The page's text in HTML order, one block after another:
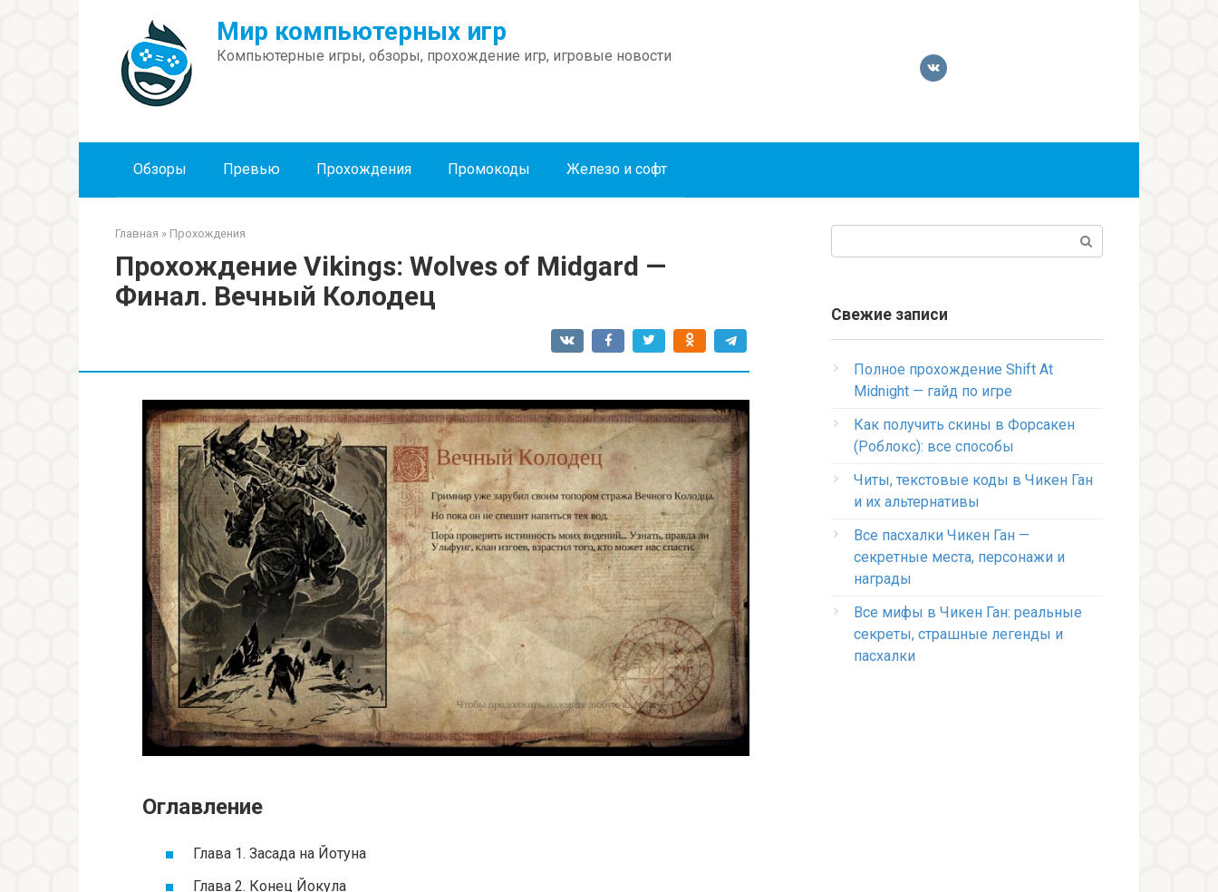
Мир компьютерных игр
Компьютерные игры, обзоры, прохождение игр, игровые новости
Обзоры Превью Прохождения Промокоды Железо и софт
Главная » Прохождения
Прохождение Vikings: Wolves of Midgard —
Финал. Вечный Колодец
Оглавление
Глава 1. Засада на Йотуна
Глава 2. Конец Йокула
Свежие записи
Полное прохождение Shift At
Midnight — гайд по игре
Как получить скины в Форсакен
(Роблокс): все способы
Читы, текстовые коды в Чикен Ган
и их альтернативы
Все пасхалки Чикен Ган —
секретные места, персонажи и
награды
Все мифы в Чикен Ган: реальные
секреты, страшные легенды и
пасхалки